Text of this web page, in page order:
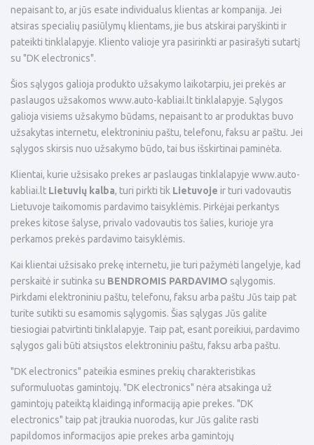
nepaisant to, ar jūs esate individualus klientas ar kompanija. Jei
atsiras specialių pasiūlymų klientams, jie bus atskirai paryškinti ir
pateikti tinklalapyje. Kliento valioje yra pasirinkti ar pasirašyti sutartį
su "DK electronics".
Šios sąlygos galioja produkto užsakymo laikotarpiu, jei prekės ar
paslaugos užsakomos www.auto-kabliai.lt tinklalapyje. Sąlygos
galioja visiems užsakymo būdams, nepaisant to ar produktas buvo
užsakytas internetu, elektroniniu paštu, telefonu, faksu ar paštu. Jei
sąlygos skirsis nuo užsakymo būdo, tai bus išskirtinai paminėta.
Klientai, kurie užsisako prekes ar paslaugas tinklalapyje www.auto-
kabliai.lt Lietuvių kalba, turi pirkti tik Lietuvoje ir turi vadovautis
Lietuvoje taikomomis pardavimo taisyklėmis. Pirkėjai perkantys
prekes kitose šalyse, privalo vadovautis tos šalies, kurioje yra
perkamos prekės pardavimo taisyklėmis.
Kai klientai užsisako prekę internetu, jie turi pažymėti langelyje, kad
perskaitė ir sutinka su BENDROMIS PARDAVIMO sąlygomis.
Pirkdami elektroniniu paštu, telefonu, faksu arba paštu Jūs taip pat
turite sutikti su esamomis sąlygomis. Šias sąlygas Jūs galite
tiesiogiai patvirtinti tinklalapyje. Taip pat, esant poreikiui, pardavimo
sąlygos gali būti atsiųstos elektroniniu paštu, faksu arba paštu.
"DK electronics" pateikia esmines prekių charakteristikas
suformuluotas gamintojų. "DK electronics" nėra atsakinga už
gamintojų pateiktą klaidingą informaciją apie prekes. "DK
electronics" taip pat įtraukia nuorodas, kur Jūs galite rasti
papildomos informacijos apie prekes arba gamintojų